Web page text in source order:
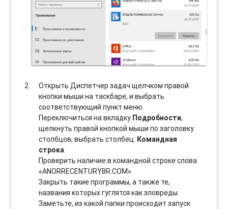
Открыть Диспетчер задач щелчком правой
кнопки мыши на таскбаре, и выбрать
соотвeтствующий пункт меню.
Переключиться на вкладку Подробности,
щелкнуть правой кнопкой мыши по заголовку
столбцов, выбрать столбец: Командная
строка.
Проверить наличие в командной строке слова
«ANORRECENTURYBR.COM».
Закрыть такие программы, а также те,
названия которых гуглятся как зловреды.
Заметьте, из какой папки происходит запуск